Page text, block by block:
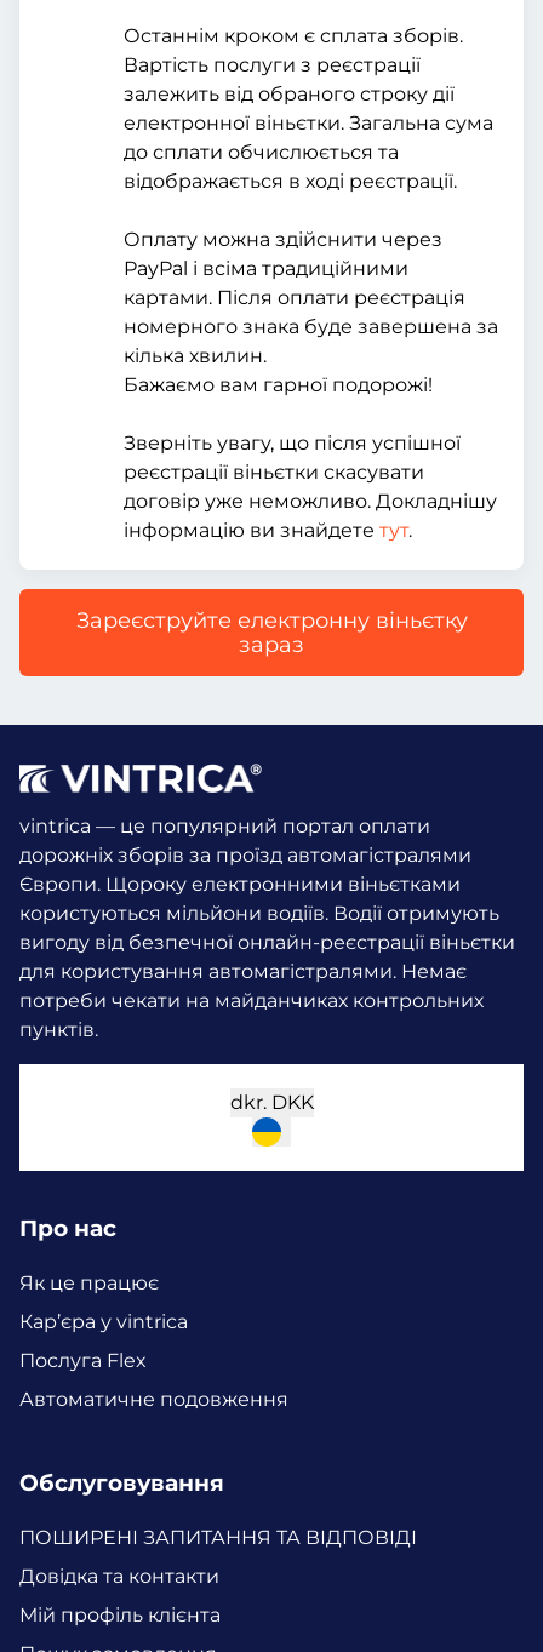
Останнім кроком є сплата зборів.
Вартість послуги з реєстрації
залежить від обраного строку дії
електронної віньєтки. Загальна сума
до сплати обчислюється та
відображається в ході реєстрації.
Оплату можна здійснити через
PayPal і всіма традиційними
картами. Після оплати реєстрація
номерного знака буде завершена за
кілька хвилин.
Бажаємо вам гарної подорожі!
Зверніть увагу, що після успішної
реєстрації віньєтки скасувати
договір уже неможливо. Докладнішу
інформацію ви знайдете тут.
Зареєструйте електронну віньєтку
зараз
vintrica — це популярний портал оплати
дорожніх зборів за проїзд автомагістралями
Європи. Щороку електронними віньєтками
користуються мільйони водіїв. Водії отримують
вигоду від безпечної онлайн-реєстрації віньєтки
для користування автомагістралями. Немає
потреби чекати на майданчиках контрольних
пунктів.
dkr. DKK
Про нас
Як це працює
Кар’єра у vintrica
Послуга Flex
Автоматичне подовження
Обслуговування
ПОШИРЕНІ ЗАПИТАННЯ ТА ВІДПОВІДІ
Довідка та контакти
Мій профіль клієнта